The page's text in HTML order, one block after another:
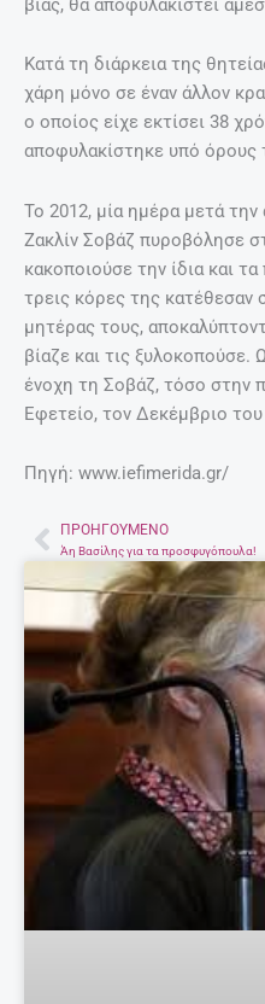
βίας, θα αποφυλακιστεί
Κατά τη διάρκεια της
χάρη μόνο σε έναν άλλον
ο οποίος είχε εκτίσει 38
αποφυλακίστηκε υπό όρους
Το 2012, μία ημέρα μετά την
Ζακλίν Σοβάζ πυροβόλησε
κακοποιούσε την ίδια και
τρεις κόρες της κατέθεσαν
μητέρας τους,
βίαζε και τις ξυλοκοπούσε.
ένοχη τη Σοβάζ, τόσο στην
Εφετείο, τον Δεκέμβριο του
Πηγή: www.iefimerida.gr/
PrevΠΡΟΗΓΟΎΜΕΝΟ
Άη Βασίλης για τα προσφυγόπουλα!